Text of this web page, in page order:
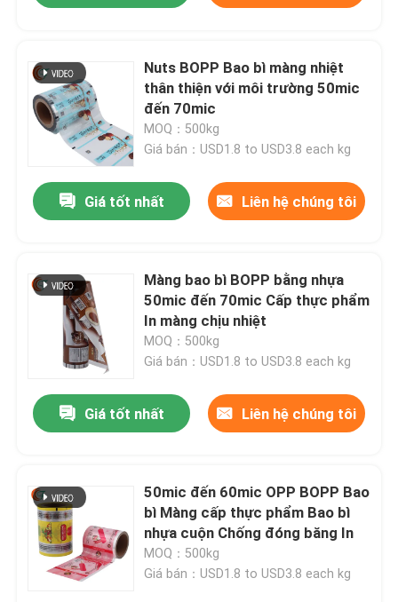
Nuts BOPP Bao bì màng nhiệt
thân thiện với môi trường 50mic
đến 70mic
MOQ：500kg
Giá bán：USD1.8 to USD3.8 each kg
Giá tốt nhất Liên hệ chúng tôi
Màng bao bì BOPP bằng nhựa
50mic đến 70mic Cấp thực phẩm
In màng chịu nhiệt
MOQ：500kg
Giá bán：USD1.8 to USD3.8 each kg
Giá tốt nhất Liên hệ chúng tôi
50mic đến 60mic OPP BOPP Bao
bì Màng cấp thực phẩm Bao bì
nhựa cuộn Chống đóng băng In
MOQ：500kg
Giá bán：USD1.8 to USD3.8 each kg